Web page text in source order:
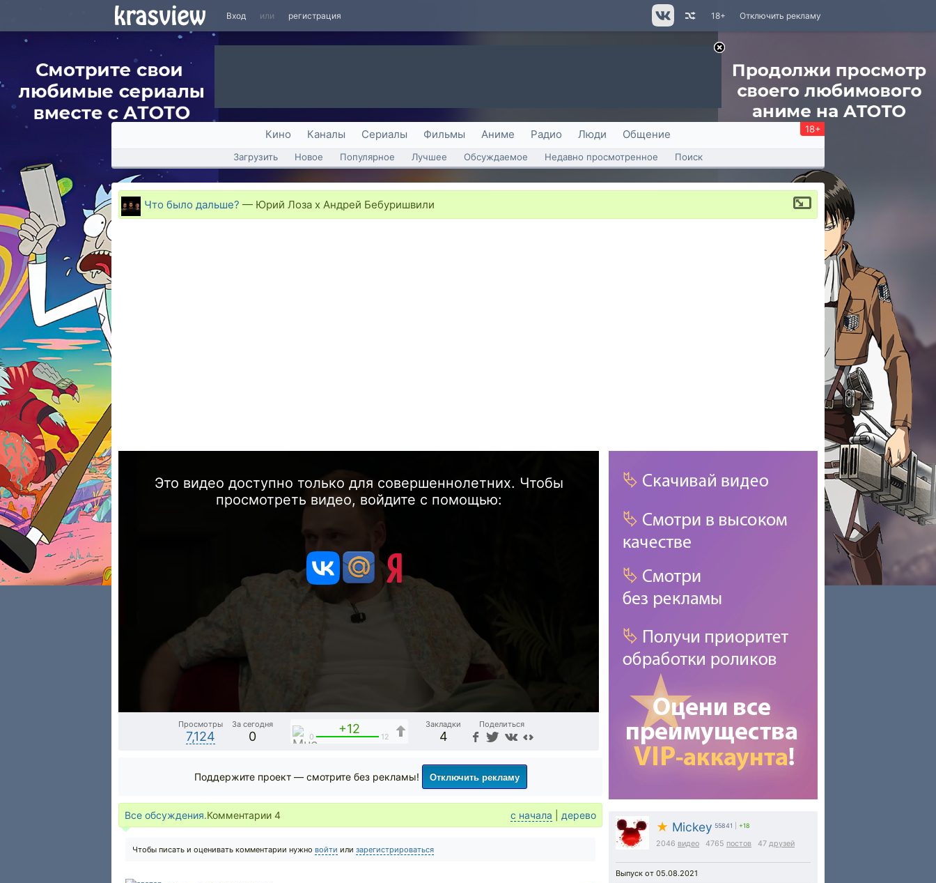
Вход или регистрация Отключить рекламу
18+
Кино Каналы Сериалы Фильмы Аниме Радио Люди Общение 18+
Загрузить Новое Популярное Лучшее Обсуждаемое Недавно просмотренное Поиск
Что было дальше? — Юрий Лоза х Андрей Бебуришвили
Это видео доступно только для совершеннолетних. Чтобы
просмотреть видео, войдите с помощью:
Просмотры
7,124
За сегодня
0
+12
0 12
Закладки
4
Поделиться
★ Mickey 55841 +18
2046 видео 4765 постов 47 друзей
Выпуск от 05.08.2021
Поддержите проект — смотрите без рекламы! Отключить рекламу
Все обсуждения.Комментарии 4 с начала дерево
Чтобы писать и оценивать комментарии нужно войти или зарегистрироваться